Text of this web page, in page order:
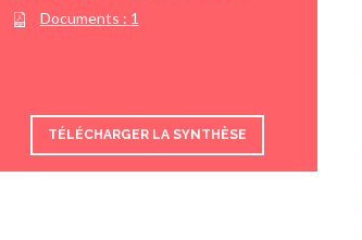
Documents : 1
TÉLÉCHARGER LA SYNTHÈSE